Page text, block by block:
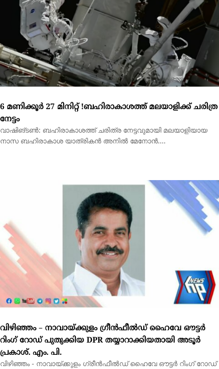
6 മണിക്കൂര്‍ 27 മിനിറ്റ് !ബഹിരാകാശത്ത് മലയാളിക്ക് ചരിത്ര
വാഷിങ്ടണ്‍: ബഹിരാകാശത്ത് ചരിത്ര നേട്ടവുമായി മലയാളിയായ
നാസ ബഹിരാകാശ യാത്രികന്‍ അനില്‍ മേനോന്‍....
​വിഴിഞ്ഞം – നാവായ്ക്കുളം ഗ്രീൻഫീൽഡ് ഹൈവേ ഔട്ടർ
റിംഗ് റോഡ് പുതുക്കിയ DPR തയ്യാറാക്കിയതായി അടൂർ
പ്രകാശ്. എം. പി.
വിഴിഞ്ഞം - നാവായ്ക്കുളം ഗ്രീൻഫീൽഡ് ഹൈവേ ഔട്ടർ റിംഗ് റോഡ്
പദ്ധതിയുടെ വികസനത്തിനായി പുതുക്കിയ...